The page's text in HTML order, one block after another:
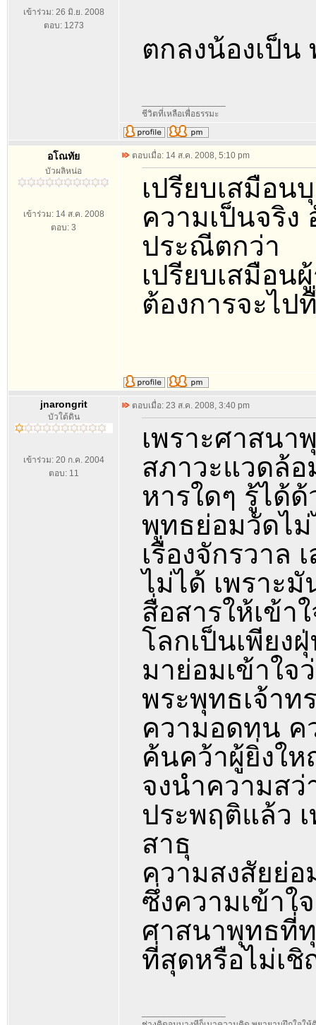
เข้าร่วม: 26 มิ.ย. 2008
ตอบ: 1273
ตกลงน้องเป็น
ชีวิตที่เหลือเพื่อธรรมะ
อโณทัย
บัวผลิหน่อ
เข้าร่วม: 14 ส.ค. 2008
ตอบ: 3
ตอบเมื่อ: 14 ส.ค. 2008, 5:10 pm
เปรียบเสมือน
ความเป็นจริง
ประณีตกว่า
เปรียบเสมือน
ต้องการจะไป
jnarongrit
บัวใต้ดิน
เข้าร่วม: 20 ก.ค. 2004
ตอบ: 11
ตอบเมื่อ: 23 ส.ค. 2008, 3:40 pm
เพราะศาสนา
สภาวะแวดล้อ
หารใดๆ รู้ได้
พุทธย่อมวัดไม่
เรื่องจักรวาล
ไม่ได้ เพราะ
สื่อสารให้เข้า
โลกเป็นเพียง
มาย่อมเข้าใจ
พระพุทธเจ้าท
ความอดทน ค
ค้นคว้าผู้ยิ่งใ
จงนำความส
ประพฤติแล้ว
สาธุ
ความสงสัยย่
ซึ่งความเข้าใ
ศาสนาพุทธที่
ที่สุดหรือไม่เชิ